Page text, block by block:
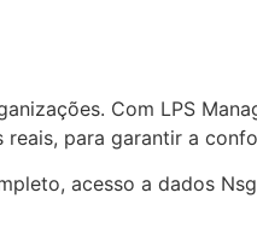
Com LPS
para garantir a
acesso a dados